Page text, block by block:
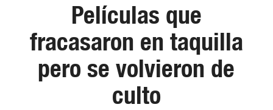
Películas que
fracasaron en taquilla
pero se volvieron de
culto